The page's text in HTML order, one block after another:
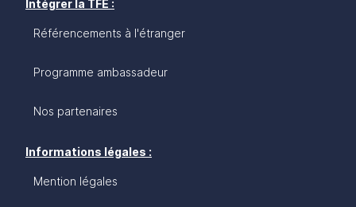
Intégrer la TFE :
Référencements à l'étranger
Programme ambassadeur
Nos partenaires
Informations légales :
Mention légales